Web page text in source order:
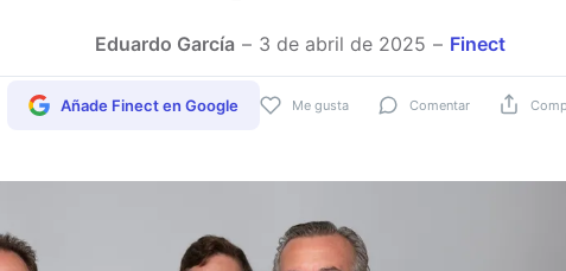
Eduardo García 3 de abril de 2025 Finect
Me gusta Comentar
Añade Finect en Google